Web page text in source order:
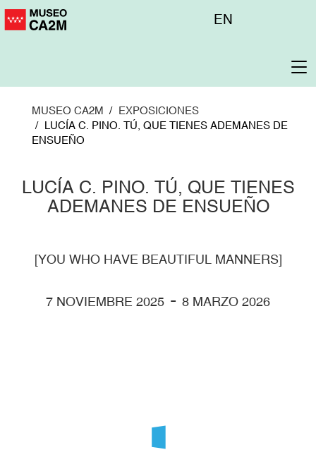
Pasar
Menú
EN
MUSEO CA2M
EXPOSICIONES
LUCÍA C. PINO. TÚ, QUE TIENES ADEMANES DE
ENSUEÑO
LUCÍA C. PINO. TÚ, QUE TIENES
ADEMANES DE ENSUEÑO
[YOU WHO HAVE BEAUTIFUL MANNERS]
7 NOVIEMBRE 2025 - 8 MARZO 2026